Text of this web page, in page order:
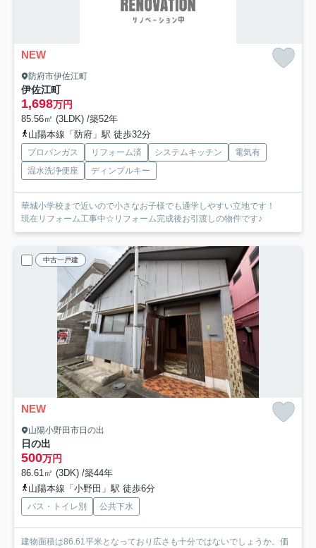
NEW
防府市伊佐江町
伊佐江町
1,698万円
85.56㎡ (3LDK) /築52年
山陽本線「防府」駅 徒歩32分
プロパンガス リフォーム済 システムキッチン
電気有
温水洗浄便座
ディンプルキー
華城小学校まで近いので小さなお子様でも通学しやすい立地です！
現在リフォーム工事中☆リフォーム完成後お引渡しの物件です♪
中古一戸建
NEW
山陽小野田市日の出
日の出
500万円
86.61㎡ (3DK) /築44年
山陽本線「小野田」駅 徒歩6分
バス・トイレ別 公共下水
建物面積は86.61平米となっており広さも十分ではないでしょうか。価